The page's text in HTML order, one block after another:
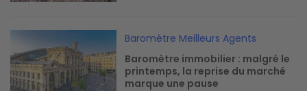
Baromètre Meilleurs Agents
Baromètre immobilier : malgré le
printemps, la reprise du marché
marque une pause